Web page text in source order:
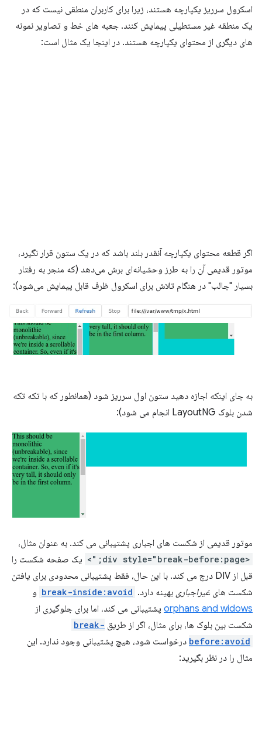
اسکرول سرریز یکپارچه هستند، زیرا برای کاربران منطقی نیست که در
یک منطقه غیر مستطیلی پیمایش کنند. جعبه های خط و تصاویر نمونه
های دیگری از محتوای یکپارچه هستند. در اینجا یک مثال است:
اگر قطعه محتوای یکپارچه آنقدر بلند باشد که در یک ستون قرار نگیرد،
موتور قدیمی آن را به طرز وحشیانه‌ای برش می‌دهد (که منجر به رفتار
بسیار "جالب" در هنگام تلاش برای اسکرول ظرف قابل پیمایش می‌شود):
به جای اینکه اجازه دهید ستون اول سرریز شود (همانطور که با تکه تکه
شدن بلوک LayoutNG انجام می شود):
موتور قدیمی از شکست های اجباری پشتیبانی می کند. به عنوان مثال،
<div style="break-before:page;">
یک صفحه شکست را
قبل از DIV درج می کند. با این حال، فقط پشتیبانی محدودی برای یافتن
شکست های غیراجباری بهینه دارد. break-inside:avoid و
orphans and widows پشتیبانی می کند، اما برای جلوگیری از
شکست بین بلوک ها، برای مثال، اگر از طریق break-
before:avoid درخواست شود، هیچ پشتیبانی وجود ندارد. این
مثال را در نظر بگیرید: